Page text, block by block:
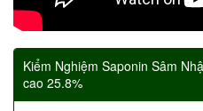
Kiểm Nghiệm Saponin Sâm
cao 25.8%